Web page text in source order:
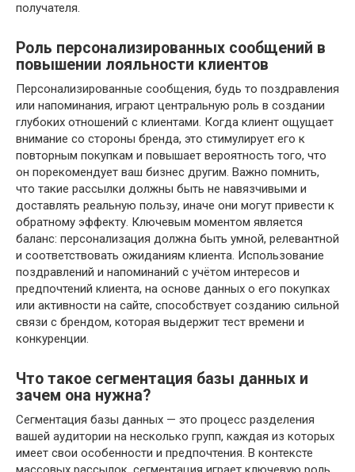
получателя.
Роль персонализированных сообщений в
повышении лояльности клиентов
Персонализированные сообщения, будь то поздравления
или напоминания, играют центральную роль в создании
глубоких отношений с клиентами. Когда клиент ощущает
внимание со стороны бренда, это стимулирует его к
повторным покупкам и повышает вероятность того, что
он порекомендует ваш бизнес другим. Важно помнить,
что такие рассылки должны быть не навязчивыми и
доставлять реальную пользу, иначе они могут привести к
обратному эффекту. Ключевым моментом является
баланс: персонализация должна быть умной, релевантной
и соответствовать ожиданиям клиента. Использование
поздравлений и напоминаний с учётом интересов и
предпочтений клиента, на основе данных о его покупках
или активности на сайте, способствует созданию сильной
связи с брендом, которая выдержит тест времени и
конкуренции.
Что такое сегментация базы данных и
зачем она нужна?
Сегментация базы данных — это процесс разделения
вашей аудитории на несколько групп, каждая из которых
имеет свои особенности и предпочтения. В контексте